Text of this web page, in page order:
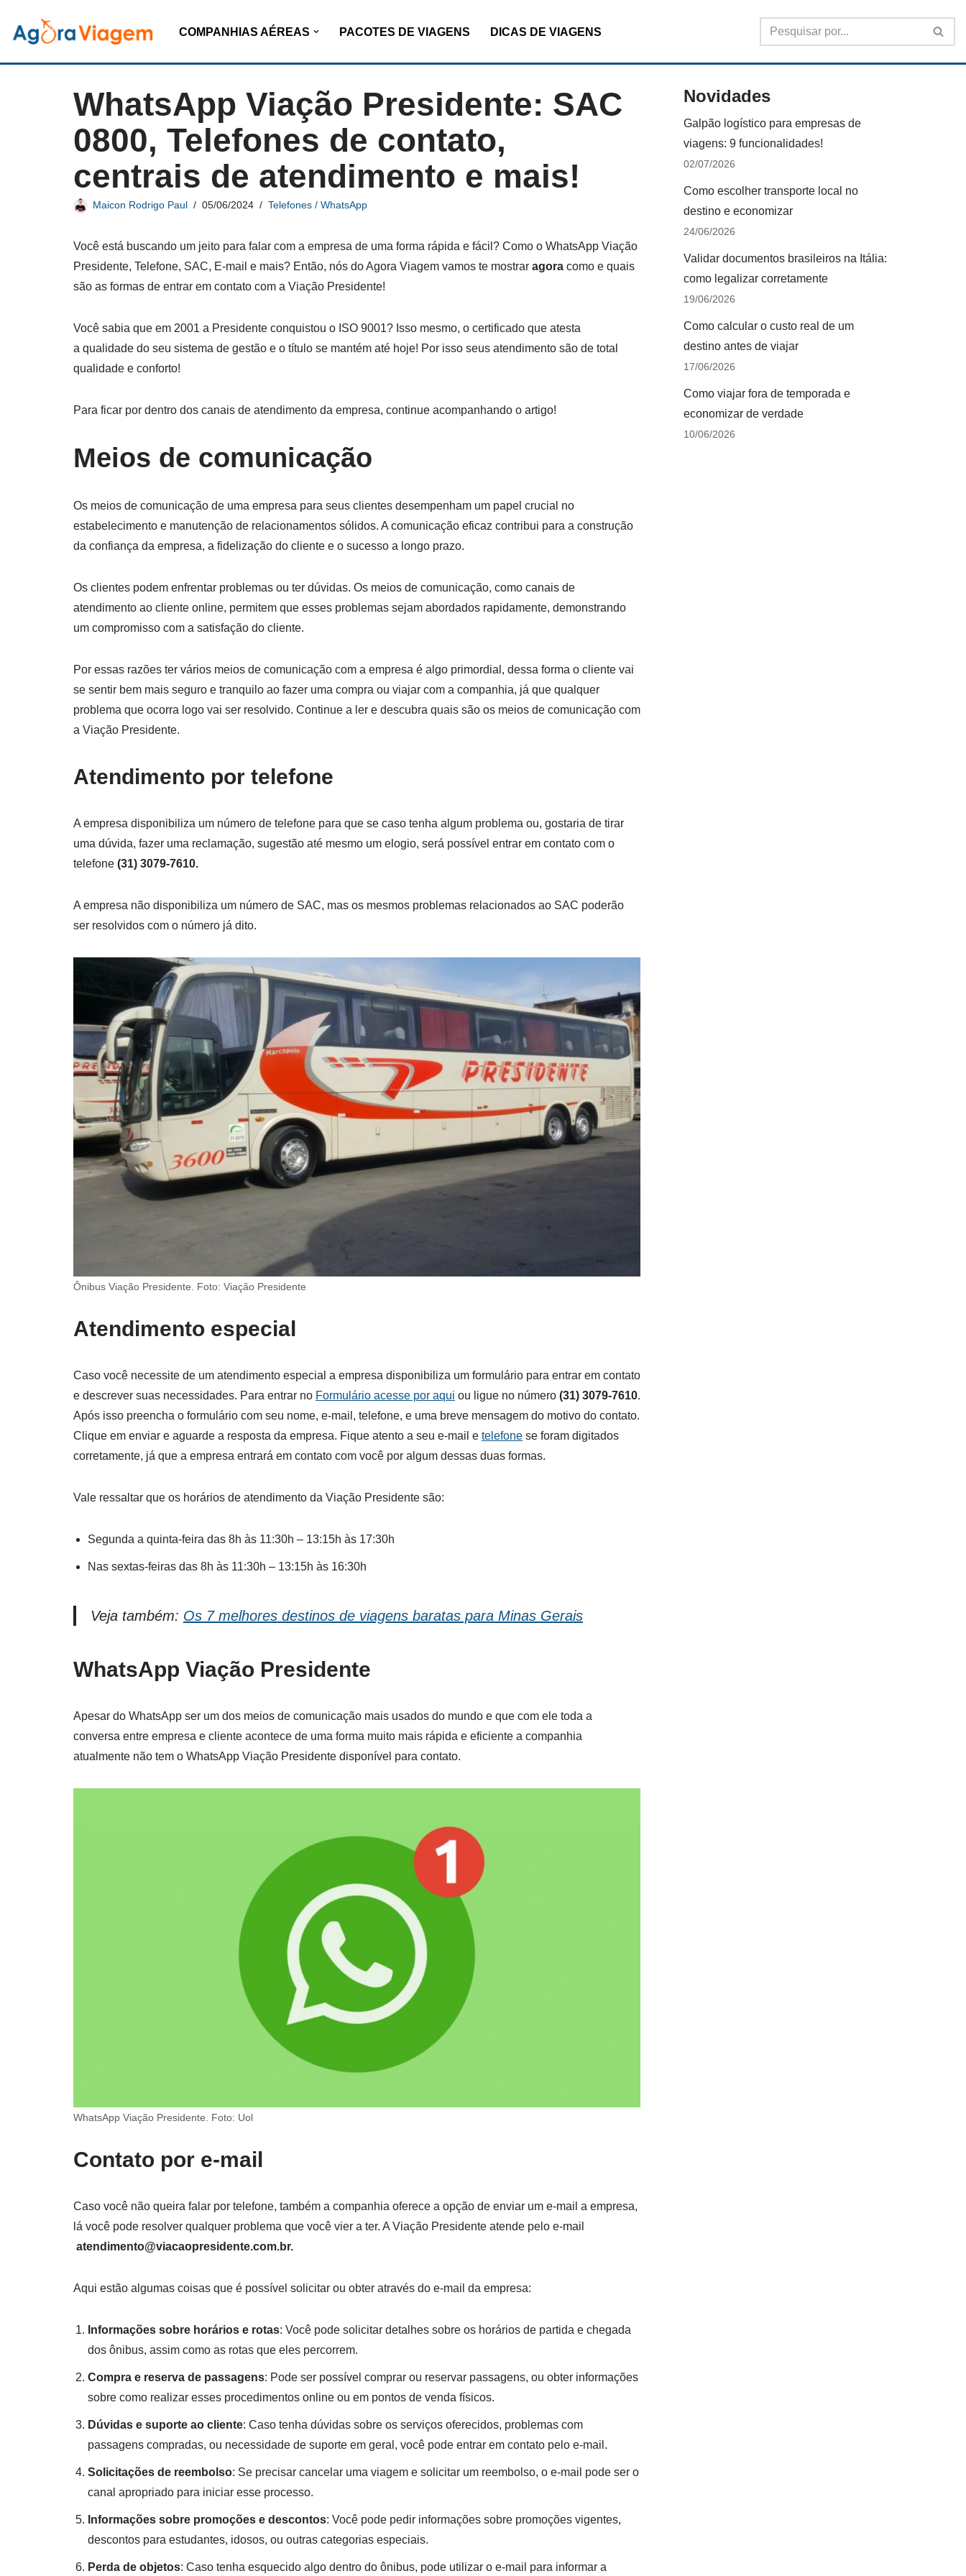
Pular
para
COMPANHIAS AÉREAS PACOTES DE VIAGENS DICAS DE VIAGENS
WhatsApp Viação Presidente: SAC
0800, Telefones de contato,
centrais de atendimento e mais!
Maicon Rodrigo Paul 05/06/2024 Telefones / WhatsApp
Você está buscando um jeito para falar com a empresa de uma forma rápida e fácil? Como o WhatsApp Viação
Presidente, Telefone, SAC, E-mail e mais? Então, nós do Agora Viagem vamos te mostrar agora como e quais
são as formas de entrar em contato com a Viação Presidente!
Você sabia que em 2001 a Presidente conquistou o ISO 9001? Isso mesmo, o certificado que atesta
a qualidade do seu sistema de gestão e o título se mantém até hoje! Por isso seus atendimento são de total
qualidade e conforto!
Para ficar por dentro dos canais de atendimento da empresa, continue acompanhando o artigo!
Meios de comunicação
Os meios de comunicação de uma empresa para seus clientes desempenham um papel crucial no
estabelecimento e manutenção de relacionamentos sólidos. A comunicação eficaz contribui para a construção
da confiança da empresa, a fidelização do cliente e o sucesso a longo prazo.
Os clientes podem enfrentar problemas ou ter dúvidas. Os meios de comunicação, como canais de
atendimento ao cliente online, permitem que esses problemas sejam abordados rapidamente, demonstrando
um compromisso com a satisfação do cliente.
Por essas razões ter vários meios de comunicação com a empresa é algo primordial, dessa forma o cliente vai
se sentir bem mais seguro e tranquilo ao fazer uma compra ou viajar com a companhia, já que qualquer
problema que ocorra logo vai ser resolvido. Continue a ler e descubra quais são os meios de comunicação com
a Viação Presidente.
Atendimento por telefone
A empresa disponibiliza um número de telefone para que se caso tenha algum problema ou, gostaria de tirar
uma dúvida, fazer uma reclamação, sugestão até mesmo um elogio, será possível entrar em contato com o
telefone (31) 3079-7610.
A empresa não disponibiliza um número de SAC, mas os mesmos problemas relacionados ao SAC poderão
ser resolvidos com o número já dito.
Ônibus Viação Presidente. Foto: Viação Presidente
Atendimento especial
Caso você necessite de um atendimento especial a empresa disponibiliza um formulário para entrar em contato
e descrever suas necessidades. Para entrar no Formulário acesse por aqui ou ligue no número (31) 3079-7610.
Após isso preencha o formulário com seu nome, e-mail, telefone, e uma breve mensagem do motivo do contato.
Clique em enviar e aguarde a resposta da empresa. Fique atento a seu e-mail e telefone se foram digitados
corretamente, já que a empresa entrará em contato com você por algum dessas duas formas.
Vale ressaltar que os horários de atendimento da Viação Presidente são:
Segunda a quinta-feira das 8h às 11:30h – 13:15h às 17:30h
Nas sextas-feiras das 8h às 11:30h – 13:15h às 16:30h
Veja também: Os 7 melhores destinos de viagens baratas para Minas Gerais
WhatsApp Viação Presidente
Apesar do WhatsApp ser um dos meios de comunicação mais usados do mundo e que com ele toda a
conversa entre empresa e cliente acontece de uma forma muito mais rápida e eficiente a companhia
atualmente não tem o WhatsApp Viação Presidente disponível para contato.
WhatsApp Viação Presidente. Foto: Uol
Contato por e-mail
Caso você não queira falar por telefone, também a companhia oferece a opção de enviar um e-mail a empresa,
lá você pode resolver qualquer problema que você vier a ter. A Viação Presidente atende pelo e-mail
atendimento@viacaopresidente.com.br.
Aqui estão algumas coisas que é possível solicitar ou obter através do e-mail da empresa:
Informações sobre horários e rotas: Você pode solicitar detalhes sobre os horários de partida e chegada
dos ônibus, assim como as rotas que eles percorrem.
Compra e reserva de passagens: Pode ser possível comprar ou reservar passagens, ou obter informações
sobre como realizar esses procedimentos online ou em pontos de venda físicos.
Dúvidas e suporte ao cliente: Caso tenha dúvidas sobre os serviços oferecidos, problemas com
passagens compradas, ou necessidade de suporte em geral, você pode entrar em contato pelo e-mail.
Solicitações de reembolso: Se precisar cancelar uma viagem e solicitar um reembolso, o e-mail pode ser o
canal apropriado para iniciar esse processo.
Informações sobre promoções e descontos: Você pode pedir informações sobre promoções vigentes,
descontos para estudantes, idosos, ou outras categorias especiais.
Perda de objetos: Caso tenha esquecido algo dentro do ônibus, pode utilizar o e-mail para informar a
Novidades
Galpão logístico para empresas de
viagens: 9 funcionalidades!
02/07/2026
Como escolher transporte local no
destino e economizar
24/06/2026
Validar documentos brasileiros na Itália:
como legalizar corretamente
19/06/2026
Como calcular o custo real de um
destino antes de viajar
17/06/2026
Como viajar fora de temporada e
economizar de verdade
10/06/2026